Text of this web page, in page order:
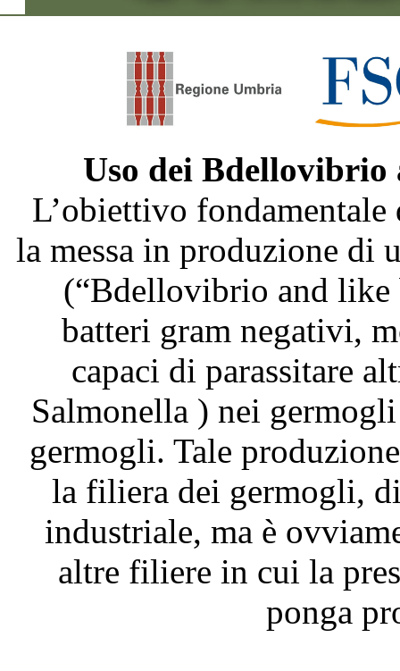
Uso dei
L’obiettivo fondamentale
la messa in produzione di
(“Bdellovibrio and like
batteri gram negativi,
capaci di parassitare
Salmonella ) nei
germogli. Tale
la filiera dei germogli,
industriale, ma è
altre filiere in cui la
ponga